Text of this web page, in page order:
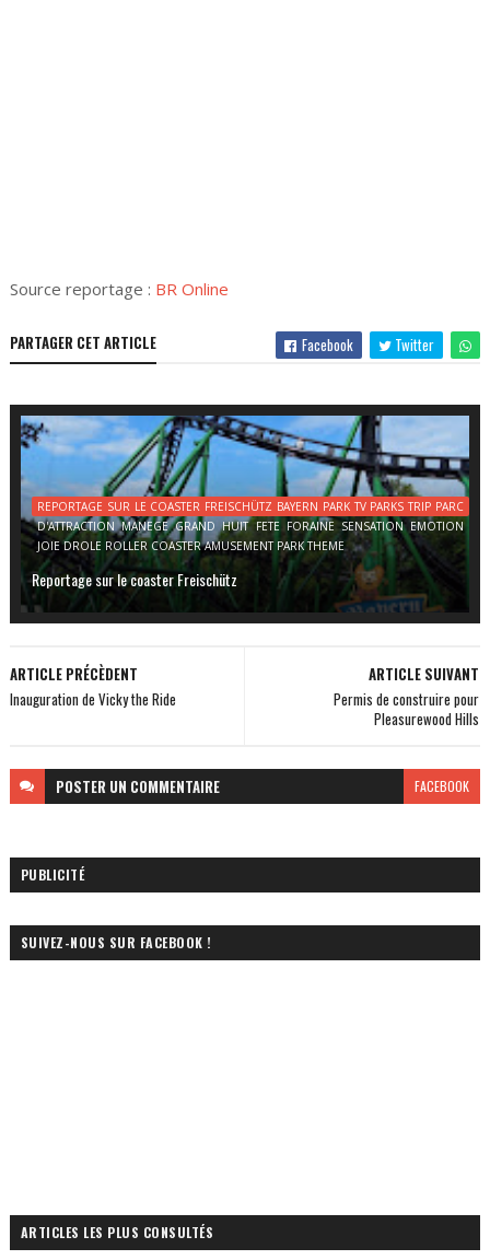
Source reportage : BR Online
PARTAGER CET ARTICLE Facebook Twitter
REPORTAGE SUR LE COASTER FREISCHÜTZ BAYERN PARK TV PARKS TRIP PARC
D'ATTRACTION MANEGE GRAND HUIT FETE FORAINE SENSATION EMOTION
JOIE DROLE ROLLER COASTER AMUSEMENT PARK THEME
Reportage sur le coaster Freischütz
ARTICLE SUIVANT
Permis de construire pour
Pleasurewood Hills
ARTICLE PRÉCÈDENT
Inauguration de Vicky the Ride
POSTER UN COMMENTAIRE FACEBOOK
PUBLICITÉ
SUIVEZ-NOUS SUR FACEBOOK !
ARTICLES LES PLUS CONSULTÉS